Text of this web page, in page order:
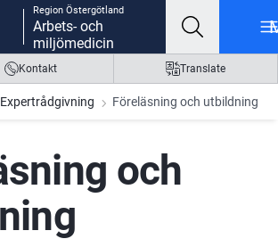
Region Östergötland
Arbets- och
miljömedicin
Kontakt Translate
Expertrådgivning Föreläsning och utbildning
och